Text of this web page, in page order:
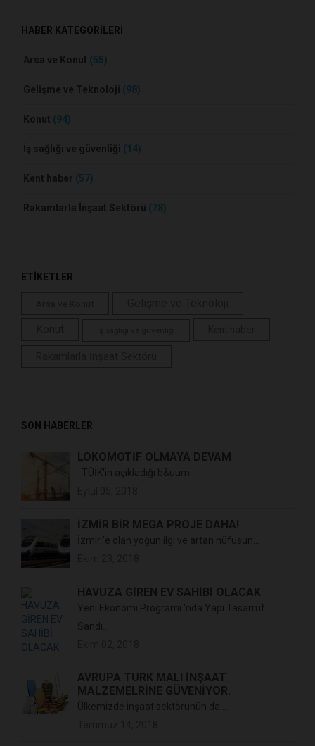
HABER KATEGORİLERİ
Arsa ve Konut (55)
Gelişme ve Teknoloji (98)
Konut (94)
İş sağlığı ve güvenliği (14)
Kent haber (57)
Rakamlarla İnşaat Sektörü (78)
ETİKETLER
SON HABERLER
LOKOMOTİF OLMAYA DEVAM
TÜİK'in açıkladığı b&uum...
İZMİR BİR MEGA PROJE DAHA!
İzmir 'e olan yoğun ilgi ve artan nüfusun...
HAVUZA GİREN EV SAHİBİ OLACAK
Yeni Ekonomi Programı 'nda Yapı Tasarruf
Sandı...
AVRUPA TÜRK MALI İNŞAAT
MALZEMELRİNE GÜVENİYOR.
Ülkemizde inşaat sektörünün da...